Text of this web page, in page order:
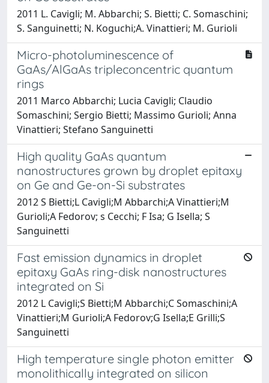
2011 L. Cavigli; M. Abbarchi; S. Bietti; C. Somaschini;
S. Sanguinetti; N. Koguchi;A. Vinattieri; M. Gurioli
Micro-photoluminescence of
GaAs/AlGaAs tripleconcentric quantum
rings
2011 Marco Abbarchi; Lucia Cavigli; Claudio
Somaschini; Sergio Bietti; Massimo Gurioli; Anna
Vinattieri; Stefano Sanguinetti
High quality GaAs quantum
nanostructures grown by droplet epitaxy
on Ge and Ge-on-Si substrates
2012 S Bietti;L Cavigli;M Abbarchi;A Vinattieri;M
Gurioli;A Fedorov; s Cecchi; F Isa; G Isella; S
Sanguinetti
Fast emission dynamics in droplet
epitaxy GaAs ring-disk nanostructures
integrated on Si
2012 L Cavigli;S Bietti;M Abbarchi;C Somaschini;A
Vinattieri;M Gurioli;A Fedorov;G Isella;E Grilli;S
Sanguinetti
High temperature single photon emitter
monolithically integrated on silicon